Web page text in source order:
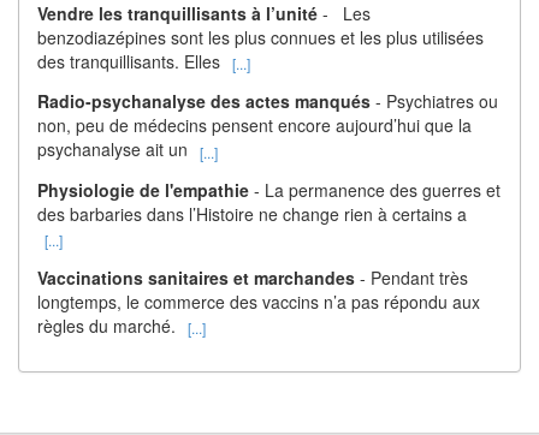
Vendre les tranquillisants à l’unité - Les
benzodiazépines sont les plus connues et les plus utilisées
des tranquillisants. Elles [...]
Radio-psychanalyse des actes manqués - Psychiatres ou
non, peu de médecins pensent encore aujourd’hui que la
psychanalyse ait un
[...]
Physiologie de l'empathie - La permanence des guerres et
des barbaries dans l’Histoire ne change rien à certains a
[...]
Vaccinations sanitaires et marchandes - Pendant très
longtemps, le commerce des vaccins n’a pas répondu aux
règles du marché.
[...]